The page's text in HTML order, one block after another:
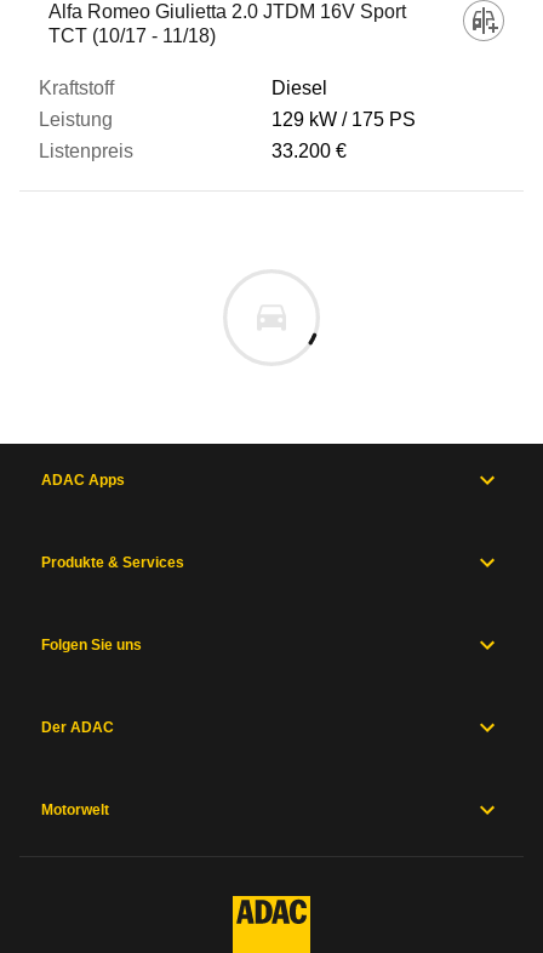
Alfa Romeo Giulietta 2.0 JTDM 16V Sport
TCT (10/17 - 11/18)
Diesel
129 kW
175 PS
33.200 €
ADAC Apps
Produkte & Services
Folgen Sie uns
Der ADAC
Motorwelt